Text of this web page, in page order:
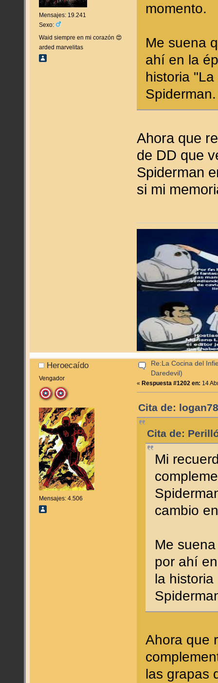
Mensajes: 19.241
Sexo:
Waid siempre en mi corazón 😍
arded marvelitas
momento.
Me suena
ahí en la
historia
Spiderman.
Ahora que
de DD que
Spiderman
si mi
Heroecaído
Vengador
Mensajes: 4.506
Re:La Cocina del
Daredevil)
« Respuesta #1202 en: 14
Cita de:
Cita de:
Mi
cambio
Me
por ahí
la
Ahora que
las grapas